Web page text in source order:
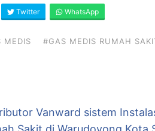
Twitter WhatsApp
MEDIS #GAS MEDIS RUMAH
Vanward sistem